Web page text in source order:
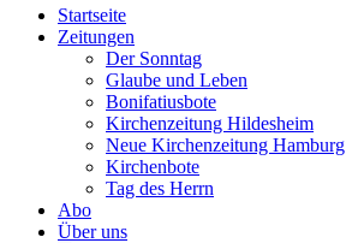
Startseite
Zeitungen
Der Sonntag
Glaube und Leben
Bonifatiusbote
Kirchenzeitung Hildesheim
Neue Kirchenzeitung Hamburg
Kirchenbote
Tag des Herrn
Abo
Über uns